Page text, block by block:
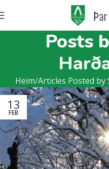
Posts
Heim Articles Posted
13
FEB